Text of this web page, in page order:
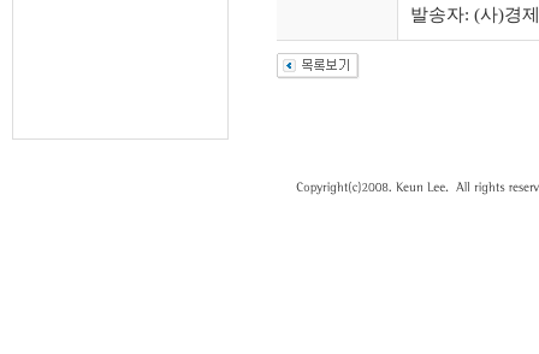
발송자: (사)경